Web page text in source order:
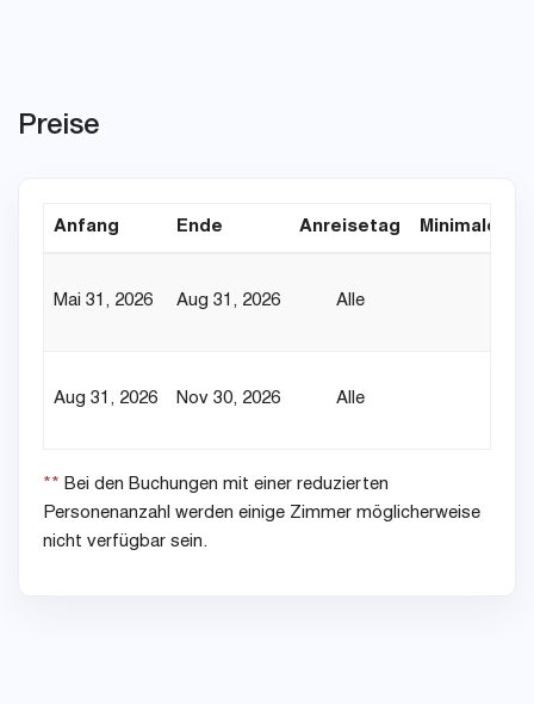
Preise
Anfang Ende Anreisetag Minimaler
Mai 31, 2026 Aug 31, 2026 Alle
Aug 31, 2026 Nov 30, 2026 Alle
** Bei den Buchungen mit einer reduzierten
Personenanzahl werden einige Zimmer möglicherweise
nicht verfügbar sein.